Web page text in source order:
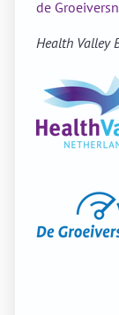
de
Health Valley